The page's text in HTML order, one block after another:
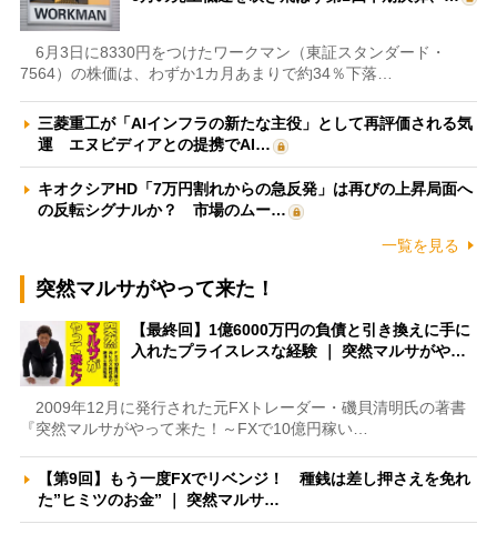
6月3日に8330円をつけたワークマン（東証スタンダード・
7564）の株価は、わずか1カ月あまりで約34％下落…
三菱重工が「AIインフラの新たな主役」として再評価される気
運 エヌビディアとの提携でAI…
キオクシアHD「7万円割れからの急反発」は再びの上昇局面へ
の反転シグナルか？ 市場のムー…
一覧を見る
突然マルサがやって来た！
【最終回】1億6000万円の負債と引き換えに手に
入れたプライスレスな経験 ｜ 突然マルサがや…
2009年12月に発行された元FXトレーダー・磯貝清明氏の著書
『突然マルサがやって来た！～FXで10億円稼い…
【第9回】もう一度FXでリベンジ！ 種銭は差し押さえを免れ
た”ヒミツのお金” ｜ 突然マルサ…